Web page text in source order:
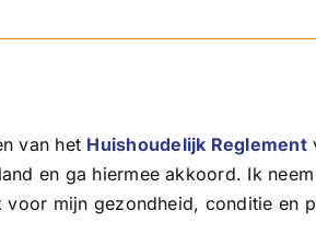
van het Huishoudelijk Reglement
en ga hiermee akkoord. Ik
mijn gezondheid, conditie en